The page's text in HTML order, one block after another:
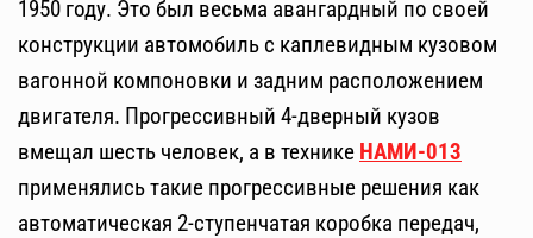
1950 году. Это был весьма авангардный по своей
конструкции автомобиль с каплевидным кузовом
вагонной компоновки и задним расположением
двигателя. Прогрессивный 4-дверный кузов
вмещал шесть человек, а в технике НАМИ-013
применялись такие прогрессивные решения как
автоматическая 2-ступенчатая коробка передач,